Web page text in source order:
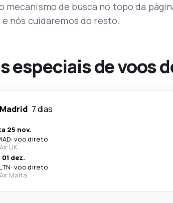
mecanismo de busca no topo da
e nós cuidaremos do resto.
especiais de voos
Madrid 7 dias
25 nov.
· voo direto
UK
dez.
· voo direto
Malta